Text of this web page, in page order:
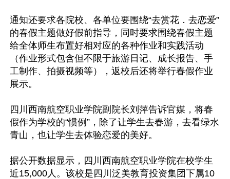
通知还要求各院校、各单位要围绕“去赏花．去恋爱”
的春假主题做好假前指导，同时要求围绕春假主题
给全体师生布置好相对应的各种作业和实践活动
（作业形式包含但不限于旅游日记、成长报告、手
工制作、拍摄视频等），返校后还将举行春假作业
展示。
四川西南航空职业学院副院长刘萍告诉官媒，将春
假作为学校的“惯例”，除了让学生去春游，去看绿水
青山，也让学生去体验恋爱的美好。
据公开数据显示，四川西南航空职业学院在校学生
近15,000人。该校是四川泛美教育投资集团下属10